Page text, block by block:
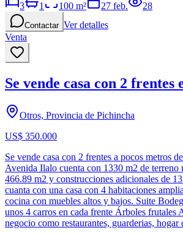
3 1 100 m² 27 feb. 28
Contactar Ver detalles
Venta
Se vende casa con 2 frentes
Otros, Provincia de Pichincha
US$ 350.000
Se vende casa con 2 frentes a pocos metros
Avenida Ilalo cuenta con 1330 m2 de terreno
466.89 m2 y construcciones adicionales de
cuanta con una casa con 4 habitaciones
cocina con muebles altos y bajos. Suite
unos 4 carros en cada frente Árboles frutales
negocio como restaurantes, guarderias, hogar